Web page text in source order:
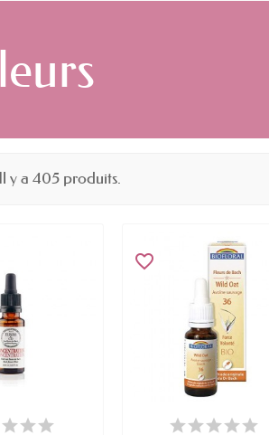
Il y a 405 produits.
favorite_border